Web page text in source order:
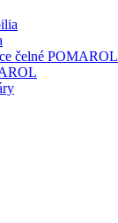
čelné POMAROL